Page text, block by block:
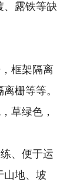
、露铁等缺
框架隔离
栅等等。
草绿色，
、便于运
山地、坡